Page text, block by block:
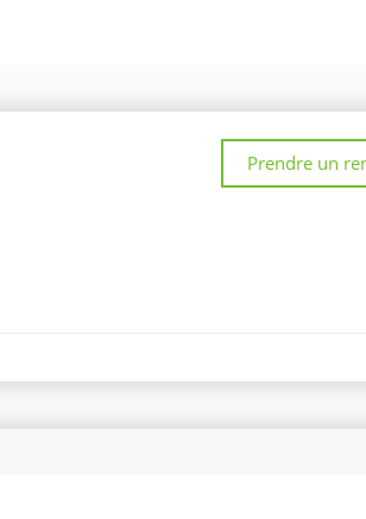
Prendre un